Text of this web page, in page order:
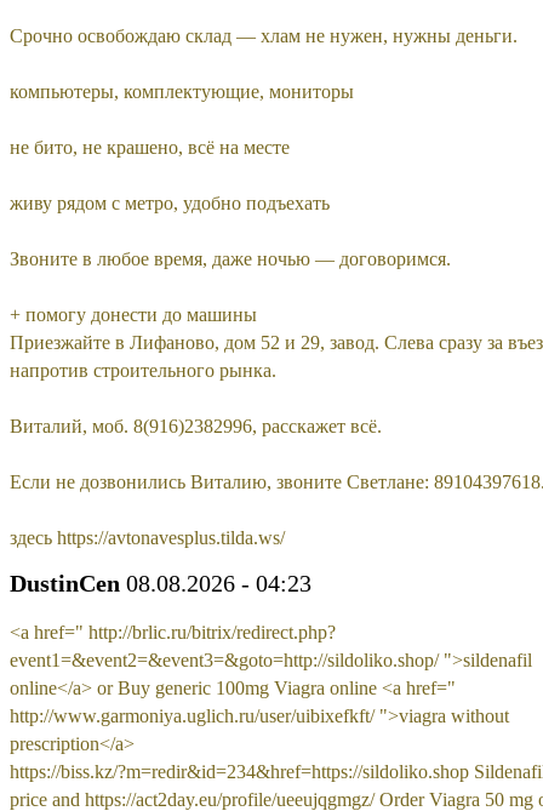
Срочно освобождаю склад — хлам не нужен, нужны деньги.
компьютеры, комплектующие, мониторы
не бито, не крашено, всё на месте
живу рядом с метро, удобно подъехать
Звоните в любое время, даже ночью — договоримся.
+ помогу донести до машины
Приезжайте в Лифаново, дом 52 и 29, завод. Слева сразу за
напротив строительного рынка.
Виталий, моб. 8(916)2382996, расскажет всё.
Если не дозвонились Виталию, звоните Светлане:
здесь https://avtonavesplus.tilda.ws/
DustinCen 08.08.2026 - 04:23
<a href=" http://brlic.ru/bitrix/redirect.php?
event1=&event2=&event3=&goto=http://sildoliko.shop/ ">sildenafil
online</a> or Buy generic 100mg Viagra online <a href="
http://www.garmoniya.uglich.ru/user/uibixefkft/ ">viagra without
prescription</a>
https://biss.kz/?m=redir&id=234&href=https://sildoliko.shop
price and https://act2day.eu/profile/ueeujqgmgz/ Order Viagra 50 mg